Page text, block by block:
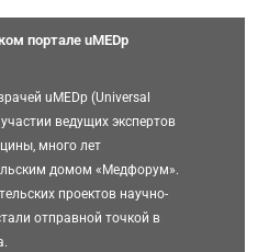
портале uMEDp
uMEDp (Universal
ведущих экспертов
много лет
домом «Медфорум».
проектов научно-
отправной точкой в